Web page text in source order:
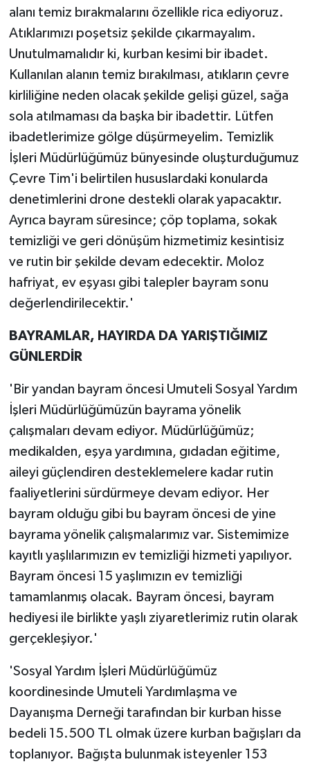
alanı temiz bırakmalarını özellikle rica ediyoruz.
Atıklarımızı poşetsiz şekilde çıkarmayalım.
Unutulmamalıdır ki, kurban kesimi bir ibadet.
Kullanılan alanın temiz bırakılması, atıkların çevre
kirliliğine neden olacak şekilde gelişi güzel, sağa
sola atılmaması da başka bir ibadettir. Lütfen
ibadetlerimize gölge düşürmeyelim. Temizlik
İşleri Müdürlüğümüz bünyesinde oluşturduğumuz
Çevre Tim'i belirtilen hususlardaki konularda
denetimlerini drone destekli olarak yapacaktır.
Ayrıca bayram süresince; çöp toplama, sokak
temizliği ve geri dönüşüm hizmetimiz kesintisiz
ve rutin bir şekilde devam edecektir. Moloz
hafriyat, ev eşyası gibi talepler bayram sonu
değerlendirilecektir.'
BAYRAMLAR, HAYIRDA DA YARIŞTIĞIMIZ
GÜNLERDİR
'Bir yandan bayram öncesi Umuteli Sosyal Yardım
İşleri Müdürlüğümüzün bayrama yönelik
çalışmaları devam ediyor. Müdürlüğümüz;
medikalden, eşya yardımına, gıdadan eğitime,
aileyi güçlendiren desteklemelere kadar rutin
faaliyetlerini sürdürmeye devam ediyor. Her
bayram olduğu gibi bu bayram öncesi de yine
bayrama yönelik çalışmalarımız var. Sistemimize
kayıtlı yaşlılarımızın ev temizliği hizmeti yapılıyor.
Bayram öncesi 15 yaşlımızın ev temizliği
tamamlanmış olacak. Bayram öncesi, bayram
hediyesi ile birlikte yaşlı ziyaretlerimiz rutin olarak
gerçekleşiyor.'
'Sosyal Yardım İşleri Müdürlüğümüz
koordinesinde Umuteli Yardımlaşma ve
Dayanışma Derneği tarafından bir kurban hisse
bedeli 15.500 TL olmak üzere kurban bağışları da
toplanıyor. Bağışta bulunmak isteyenler 153